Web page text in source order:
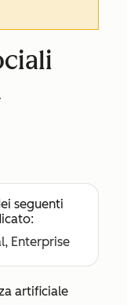
seguenti
Enterprise
artificiale